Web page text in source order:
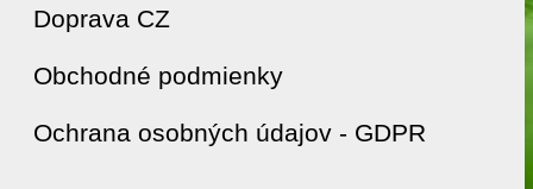
Doprava CZ
Obchodné podmienky
Ochrana osobných údajov - GDPR